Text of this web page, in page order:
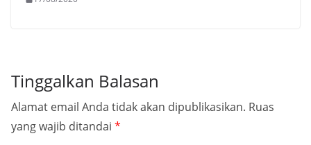
Tinggalkan Balasan
Alamat email Anda tidak akan dipublikasikan. Ruas
yang wajib ditandai *